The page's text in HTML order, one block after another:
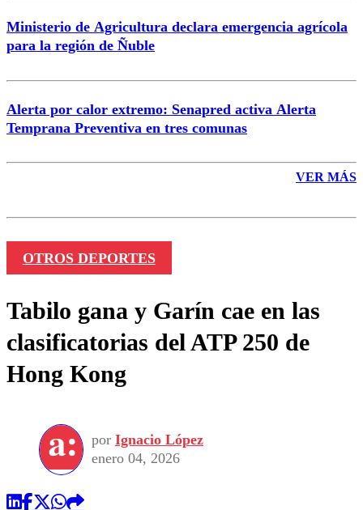
Ministerio de Agricultura declara emergencia agrícola
para la región de Ñuble
Alerta por calor extremo: Senapred activa Alerta
Temprana Preventiva en tres comunas
VER MÁS
OTROS DEPORTES
Tabilo gana y Garín cae en las
clasificatorias del ATP 250 de
Hong Kong
por Ignacio López
enero 04, 2026